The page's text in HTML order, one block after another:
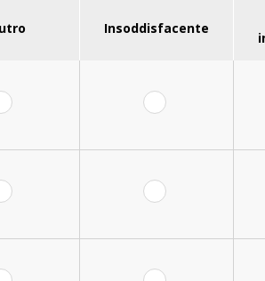
Insoddisfacente